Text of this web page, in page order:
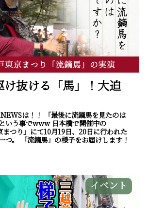
け抜ける「馬」！大迫
は！！ 「最後に流鏑馬を見たのは
いう事でwww 日本橋で開催中の
まつり」にて10月19日、20日に行われた
つ。 「流鏑馬」の様子をお届けします！
イベント